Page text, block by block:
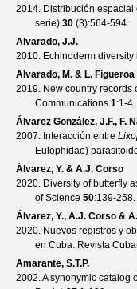
2014. Distribución
serie) 30 (3):564-594.
Alvarado, J.J.
2010. Echinoderm
Alvarado, M. & L. Figueroa
2019. New country
Communications 1:1-4.
Álvarez González, J.F., F.
2007. Interacción entre
Eulophidae)
Álvarez, Y. & A.J. Corso
2020. Diversity of butterfly
of Science 50:139-258.
Álvarez, Y., A.J. Corso &
2020. Nuevos registros y
en Cuba. Revista
Amarante, S.T.P.
2002. A synonymic catalog